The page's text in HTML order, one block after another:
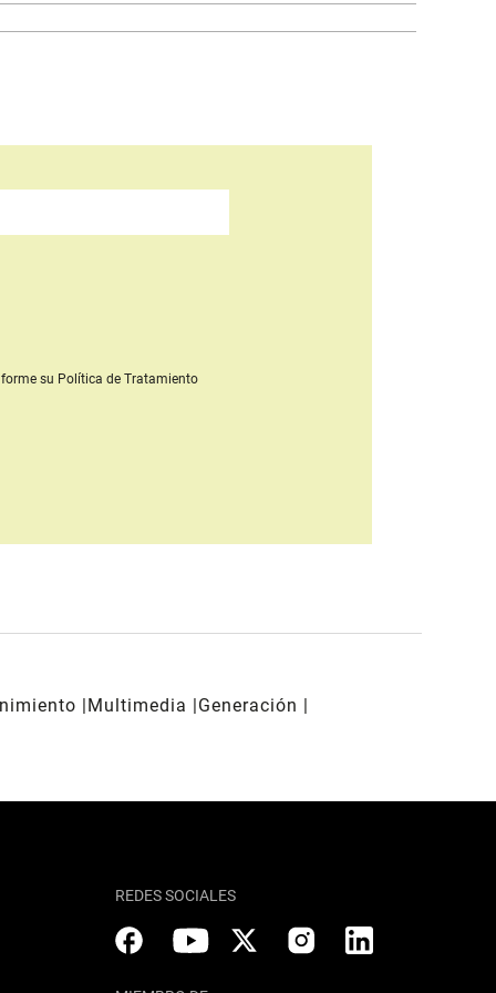
su Política de Tratamiento
Multimedia Generación
REDES SOCIALES